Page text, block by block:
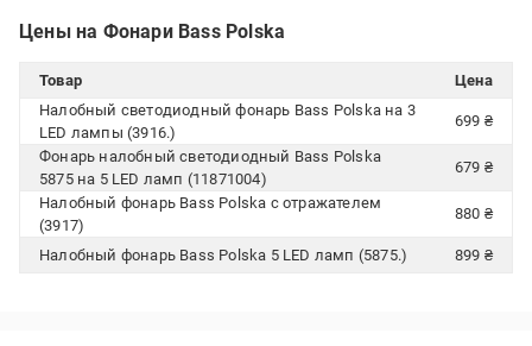
Цены на Фонари Bass Polska
Товар
Цена
Налобный светодиодный фонарь Bass Polska на 3
LED лампы (3916.)
699 ₴
Фонарь налобный светодиодный Bass Polska
5875 на 5 LED ламп (11871004)
679 ₴
Налобный фонарь Bass Polska с отражателем
(3917)
880 ₴
Налобный фонарь Bass Polska 5 LED ламп (5875.) 899 ₴